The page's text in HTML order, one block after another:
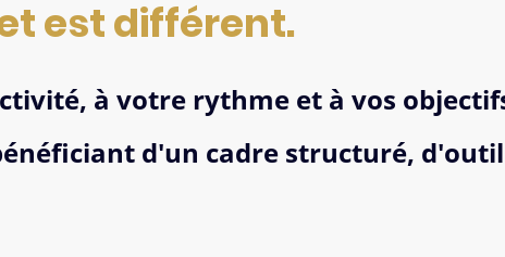
est différent.
à votre rythme et à vos
d'un cadre structuré,